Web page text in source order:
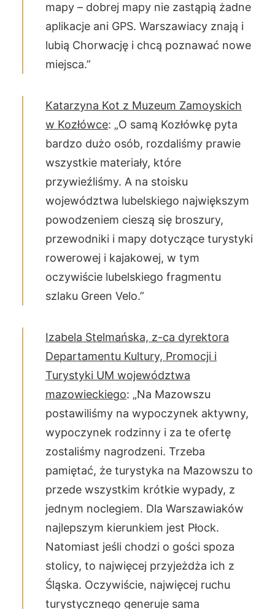
mapy – dobrej mapy nie zastąpią żadne
aplikacje ani GPS. Warszawiacy znają i
lubią Chorwację i chcą poznawać nowe
miejsca.”
Katarzyna Kot z Muzeum Zamoyskich
w Kozłówce: „O samą Kozłówkę pyta
bardzo dużo osób, rozdaliśmy prawie
wszystkie materiały, które
przywieźliśmy. A na stoisku
województwa lubelskiego największym
powodzeniem cieszą się broszury,
przewodniki i mapy dotyczące turystyki
rowerowej i kajakowej, w tym
oczywiście lubelskiego fragmentu
szlaku Green Velo.”
Izabela Stelmańska, z-ca dyrektora
Departamentu Kultury, Promocji i
Turystyki UM województwa
mazowieckiego: „Na Mazowszu
postawiliśmy na wypoczynek aktywny,
wypoczynek rodzinny i za te ofertę
zostaliśmy nagrodzeni. Trzeba
pamiętać, że turystyka na Mazowszu to
przede wszystkim krótkie wypady, z
jednym noclegiem. Dla Warszawiaków
najlepszym kierunkiem jest Płock.
Natomiast jeśli chodzi o gości spoza
stolicy, to najwięcej przyjeżdża ich z
Śląska. Oczywiście, najwięcej ruchu
turystycznego generuje sama